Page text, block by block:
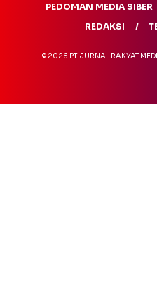
PEDOMAN MEDIA SIBER
REDAKSI
© 2026 PT. JURNAL RAKYAT